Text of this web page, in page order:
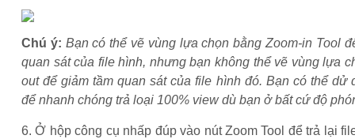
Chú ý: Bạn có thể vẽ vùng lựa chọn bằng Zoom-in Tool
quan sát của file hình, nhưng bạn không thể vẽ vùng lựa
out để giảm tầm quan sát của file hình đó. Bạn có thể dử
để nhanh chóng trả loại 100% view dù bạn ở bất cứ độ
6. Ở hộp công cụ nhấp đúp vào nút Zoom Tool để trả lại